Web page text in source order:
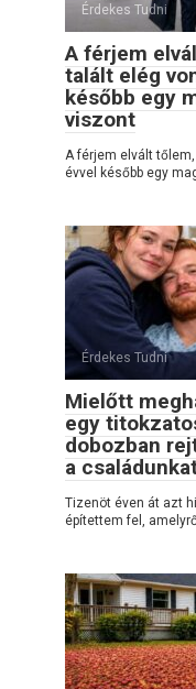
Érdekes Tudni
A férjem
talált elég
később egy
viszont
A férjem elvált
évvel később egy
Érdekes Tudni
Mielőtt
egy
dobozban
a
Tizenöt éven át azt
építettem fel,